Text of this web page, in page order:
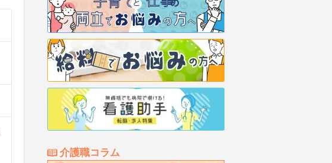
介護職コラム